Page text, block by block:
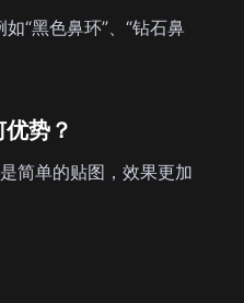
“黑色鼻环”、“钻石鼻
势？
简单的贴图，效果更加